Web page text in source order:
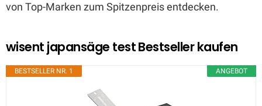
von Top-Marken zum Spitzenpreis entdecken.
wisent japansäge test Bestseller kaufen
ANGEBOT
BESTSELLER NR. 1